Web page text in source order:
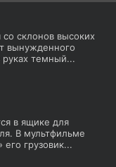
склонов высоких
вынужденного
руках темный...
в ящике для
В мультфильме
грузовик...